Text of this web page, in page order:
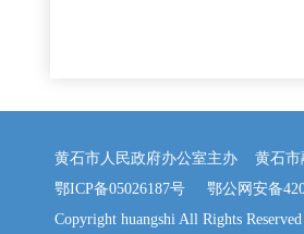
黄石市人民政府办公室主办 黄石市
鄂ICP备05026187号
鄂公网安备
Copyright huangshi All Rights